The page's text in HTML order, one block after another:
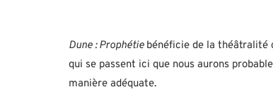
Dune : Prophétie bénéficie de la théâtralité
qui se passent ici que nous aurons
manière adéquate.